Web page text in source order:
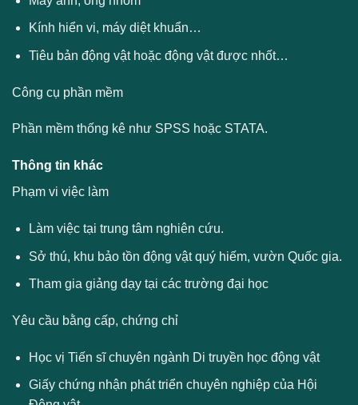
Kính hiển vi, máy diệt khuẩn…
Tiêu bản động vật hoặc động vật được nhốt…
Công cụ phần mềm
Phần mềm thống kê như SPSS hoặc STATA.
Thông tin khác
Phạm vi việc làm
Làm việc tại trung tâm nghiên cứu.
Sở thú, khu bảo tồn động vật quý hiếm, vườn Quốc gia.
Tham gia giảng dạy tại các trường đại học
Yêu cầu bằng cấp, chứng chỉ
Học vị Tiến sĩ chuyên ngành Di truyền học động vật
Giấy chứng nhận phát triển chuyên nghiệp của Hội